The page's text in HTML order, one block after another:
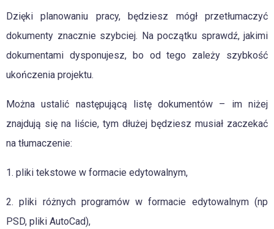
Dzięki planowaniu pracy, będziesz mógł przetłumaczyć
dokumenty znacznie szybciej. Na początku sprawdź, jakimi
dokumentami dysponujesz, bo od tego zależy szybkość
ukończenia projektu.
Można ustalić następującą listę dokumentów – im niżej
znajdują się na liście, tym dłużej będziesz musiał zaczekać
na tłumaczenie:
1. pliki tekstowe w formacie edytowalnym,
2. pliki różnych programów w formacie edytowalnym (np
PSD, pliki AutoCad),